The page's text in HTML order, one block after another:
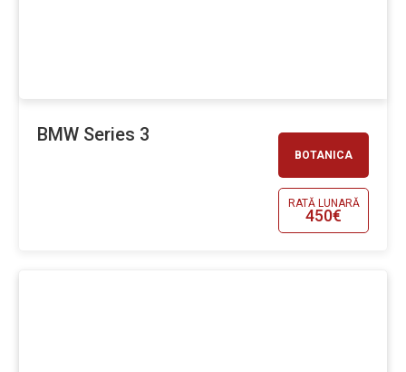
BOTANICA
RATĂ LUNARĂ
450€
BMW Series 3